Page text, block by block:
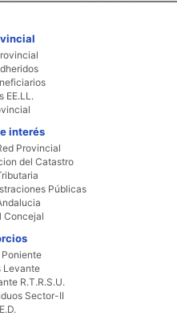
EE.LL.
interés
Provincial
del Catastro
Públicas
Concejal
Levante
R.T.R.S.U.
Sector-II